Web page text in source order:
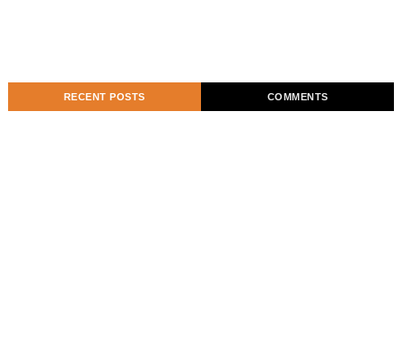
RECENT POSTS COMMENTS